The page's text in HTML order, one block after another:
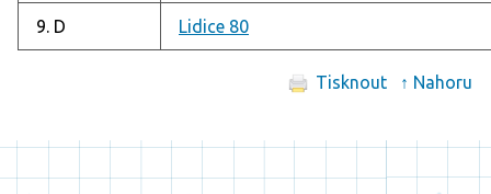
9. D Lidice 80
Tisknout ↑ Nahoru